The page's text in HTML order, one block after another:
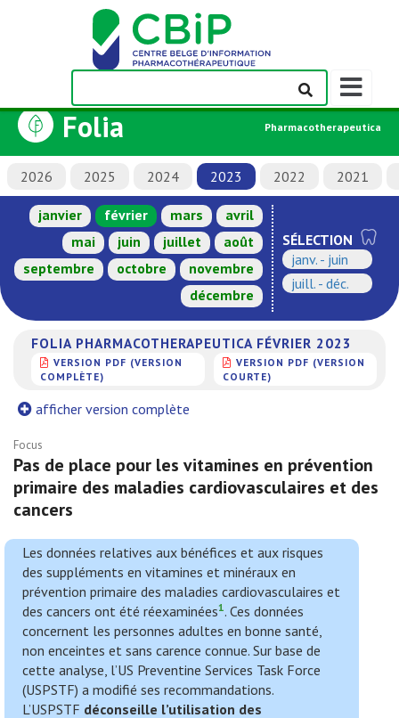
Afficher/
la
de
navigation
Folia Pharmacotherapeutica
2026 2025 2024 2023 2022 2021
janvier février mars
avril
mai
juin juillet
août
septembre
octobre
novembre
décembre
SÉLECTION
janv. - juin
juill. - déc.
FOLIA PHARMACOTHERAPEUTICA FÉVRIER 2023
VERSION PDF (VERSION
COMPLÈTE)
VERSION PDF (VERSION
COURTE)
afficher version complète
Focus
Pas de place pour les vitamines en prévention
primaire des maladies cardiovasculaires et des
cancers
Les données relatives aux bénéfices et aux risques
des suppléments en vitamines et minéraux en
prévention primaire des maladies cardiovasculaires et
des cancers ont été réexaminées1. Ces données
concernent les personnes adultes en bonne santé,
non enceintes et sans carence connue. Sur base de
cette analyse, l’US Preventine Services Task Force
(USPSTF) a modifié ses recommandations.
L’USPSTF déconseille l’utilisation des